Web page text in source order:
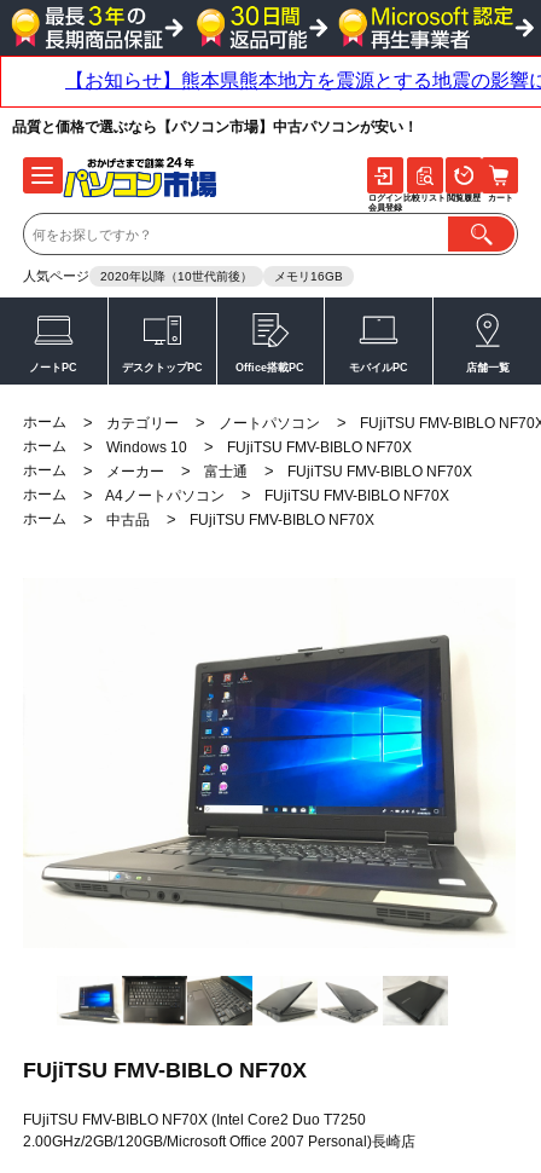
品質と価格で選ぶなら【パソコン市場】中古パソコンが安い！
人気ページ 2020年以降（10世代前後） メモリ16GB
ログイン
会員登録
比較リスト 閲覧履歴 カート
ノートPC デスクトップPC Office搭載PC モバイルPC 店舗一覧
ホーム > カテゴリー > ノートパソコン >
FUjiTSU FMV-BIBLO
ホーム
> Windows 10 >
FUjiTSU FMV-BIBLO NF70X
ホーム
> メーカー > 富士通 >
FUjiTSU FMV-BIBLO NF70X
ホーム
> A4ノートパソコン >
FUjiTSU FMV-BIBLO NF70X
ホーム
> 中古品 > FUjiTSU FMV-BIBLO NF70X
FUjiTSU FMV-BIBLO NF70X
FUjiTSU FMV-BIBLO NF70X (Intel Core2 Duo T7250
2.00GHz/2GB/120GB/Microsoft Office 2007 Personal)長崎店